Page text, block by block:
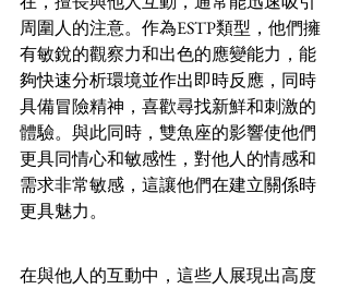
周圍人的注意。作為ESTP類型，他們擁
有敏銳的觀察力和出色的應變能力，能
夠快速分析環境並作出即時反應，同時
具備冒險精神，喜歡尋找新鮮和刺激的
體驗。與此同時，雙魚座的影響使他們
更具同情心和敏感性，對他人的情感和
需求非常敏感，這讓他們在建立關係時
更具魅力。
在與他人的互動中，這些人展現出高度